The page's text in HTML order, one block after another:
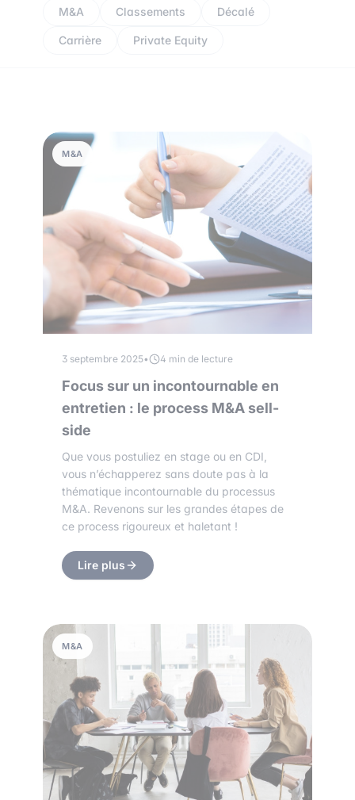
M&A Classements Décalé
Carrière Private Equity
M&A
3 septembre 2025• 4 min de lecture
Focus sur un incontournable en
entretien : le process M&A sell-
side
Que vous postuliez en stage ou en CDI,
vous n’échapperez sans doute pas à la
thématique incontournable du processus
M&A. Revenons sur les grandes étapes de
ce process rigoureux et haletant !
Lire plus
M&A